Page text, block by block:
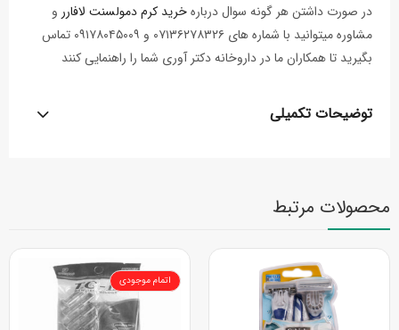
در صورت داشتن هر گونه سوال دربارهخرید کرم دمولسنت لافارر و
مشاوره میتوانید با شماره های ۰۷۱۳۶۲۷۸۳۲۶ و ۰۹۱۷۸۰۴۵۰۰۹ تماس
بگیرید تا همکاران ما در داروخانه دکتر آوری شما را راهنمایی کنند
توضیحات تکمیلی
محصولات مرتبط
اتمام موجودی